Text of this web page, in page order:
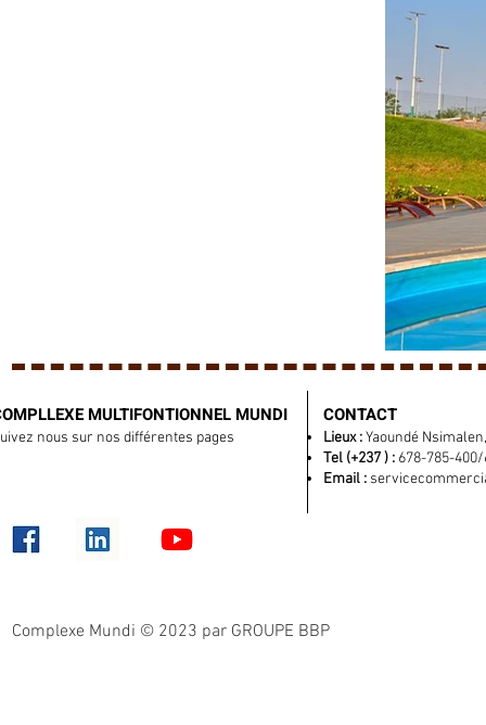
MULTIFONTIONNEL MUNDI
nous sur nos différentes pages
CONTACT
Lieux :Yaoundé
Tel (+237 ) : 678-785-
Email :
Complexe Mundi © 2023 par GROUPE BBP